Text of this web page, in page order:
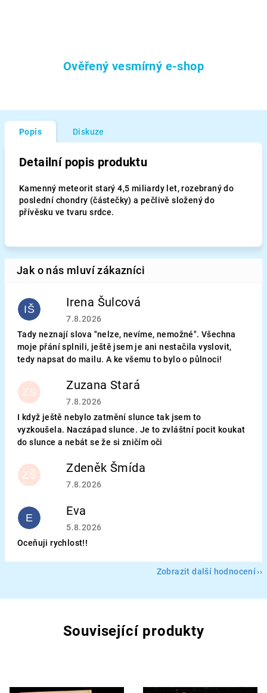
Ověřený vesmírný e-shop
Popis Diskuze
Detailní popis produktu
Kamenný meteorit starý 4,5 miliardy let, rozebraný do
poslední chondry (částečky) a pečlivě složený do
přívěsku ve tvaru srdce.
IŠ Irena Šulcová
Hodnocení obchodu je 5 z 5 hvězdiček.
7.8.2026
Tady neznají slova "nelze, nevíme, nemožné". Všechna
moje přání splnili, ještě jsem je ani nestačila vyslovit,
tedy napsat do mailu. A ke všemu to bylo o půlnoci!
ZS Zuzana Stará
Hodnocení obchodu je 5 z 5 hvězdiček.
7.8.2026
I když ještě nebylo zatmění slunce tak jsem to
vyzkoušela. Naczápad slunce. Je to zvláštní pocit koukat
do slunce a nebát se že si zničím oči
ZŠ Zdeněk Šmída
Hodnocení obchodu je 5 z 5 hvězdiček.
7.8.2026
E Eva
Hodnocení obchodu je 5 z 5 hvězdiček.
5.8.2026
Oceňuji rychlost!!
Zobrazit další hodnocení
Související produkty